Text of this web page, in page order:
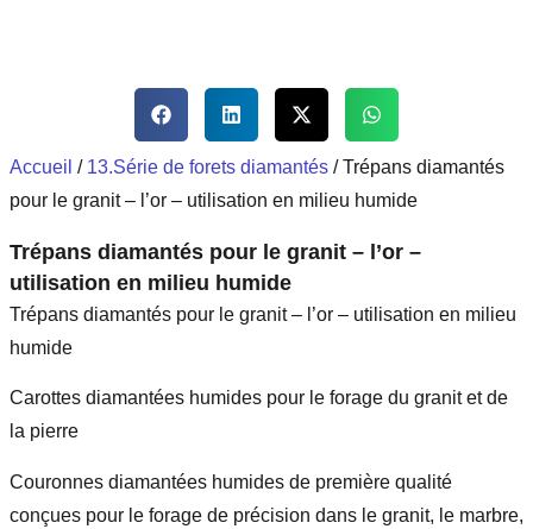
Accueil / 13.Série de forets diamantés / Trépans diamantés
pour le granit – l’or – utilisation en milieu humide
Trépans diamantés pour le granit – l’or –
utilisation en milieu humide
Trépans diamantés pour le granit – l’or – utilisation en milieu
humide
Carottes diamantées humides pour le forage du granit et de
la pierre
Couronnes diamantées humides de première qualité
conçues pour le forage de précision dans le granit, le marbre,